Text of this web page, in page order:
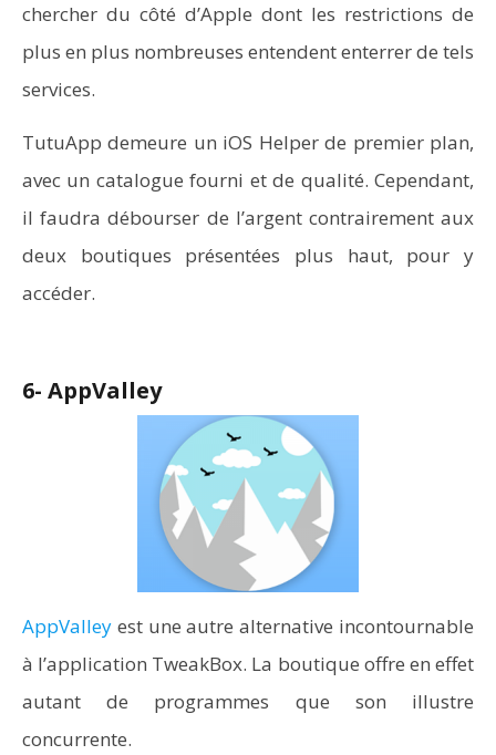
chercher du côté d’Apple dont les restrictions de
plus en plus nombreuses entendent enterrer de tels
services.
TutuApp demeure un iOS Helper de premier plan,
avec un catalogue fourni et de qualité. Cependant,
il faudra débourser de l’argent contrairement aux
deux boutiques présentées plus haut, pour y
accéder.
6- AppValley
AppValley est une autre alternative incontournable
à l’application TweakBox. La boutique offre en effet
autant de programmes que son illustre
concurrente.